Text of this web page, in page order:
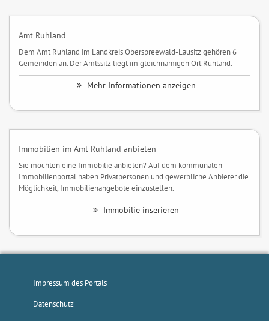
Amt Ruhland
Dem Amt Ruhland im Landkreis Oberspreewald-Lausitz gehören 6
Gemeinden an. Der Amtssitz liegt im gleichnamigen Ort Ruhland.
Mehr Informationen anzeigen
Immobilien im Amt Ruhland anbieten
Sie möchten eine Immobilie anbieten? Auf dem kommunalen
Immobilienportal haben Privatpersonen und gewerbliche Anbieter die
Möglichkeit, Immobilienangebote einzustellen.
Immobilie inserieren
Impressum des Portals
Datenschutz